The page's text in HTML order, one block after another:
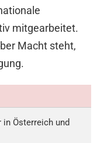
mitgearbeitet.
Macht steht,
Österreich und